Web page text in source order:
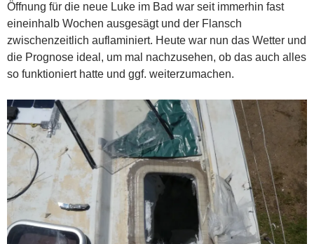
Öffnung für die neue Luke im Bad war seit immerhin fast
eineinhalb Wochen ausgesägt und der Flansch
zwischenzeitlich auflaminiert. Heute war nun das Wetter und
die Prognose ideal, um mal nachzusehen, ob das auch alles
so funktioniert hatte und ggf. weiterzumachen.